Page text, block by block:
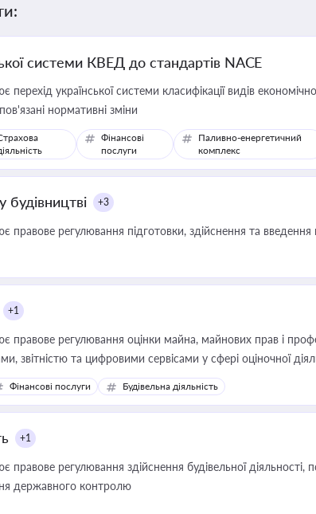
системи КВЕД до стандартів NACE
перехід української системи класифікації видів
нормативні зміни
Фінансові
послуги
Паливно-енергетичний
комплекс
будівництві +3
правове регулювання підготовки, здійснення та введення
+1
правове регулювання оцінки майна, майнових прав і
звітністю та цифровими сервісами у сфері оціночної
для власника бізнесу, керівника, юриста або
майна, корпоративних угод і перевірки статусу
Фінансові послуги Будівельна діяльність
+1
правове регулювання здійснення будівельної діяльності,
державного контролю